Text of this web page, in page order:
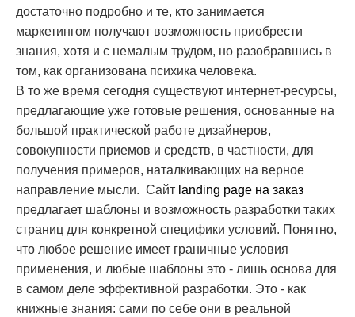
достаточно подробно и те, кто занимается
маркетингом получают возможность приобрести
знания, хотя и с немалым трудом, но разобравшись в
том, как организована психика человека.
В то же время сегодня существуют интернет-ресурсы,
предлагающие уже готовые решения, основанные на
большой практической работе дизайнеров,
совокупности приемов и средств, в частности, для
получения примеров, наталкивающих на верное
направление мысли. Сайт landing page на заказ
предлагает шаблоны и возможность разработки таких
страниц для конкретной специфики условий. Понятно,
что любое решение имеет граничные условия
применения, и любые шаблоны это - лишь основа для
в самом деле эффективной разработки. Это - как
книжные знания: сами по себе они в реальной